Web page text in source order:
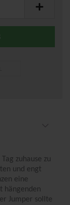
zuhause zu
und engt
eine
hängenden
Jumper sollte